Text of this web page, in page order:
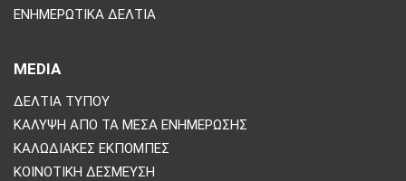
ΕΝΗΜΕΡΩΤΙΚΆ ΔΕΛΤΊΑ
MEDIA
ΔΕΛΤΊΑ ΤΎΠΟΥ
ΚΆΛΥΨΗ ΑΠΌ ΤΑ ΜΈΣΑ ΕΝΗΜΈΡΩΣΗΣ
ΚΑΛΩΔΙΑΚΈΣ ΕΚΠΟΜΠΈΣ
ΚΟΙΝΟΤΙΚΉ ΔΈΣΜΕΥΣΗ